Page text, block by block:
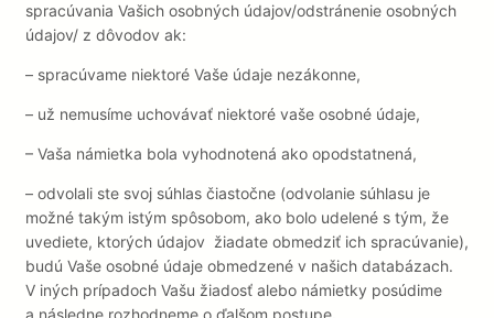
spracúvania Vašich osobných údajov/odstránenie osobných
údajov/ z dôvodov ak:
– spracúvame niektoré Vaše údaje nezákonne,
– už nemusíme uchovávať niektoré vaše osobné údaje,
– Vaša námietka bola vyhodnotená ako opodstatnená,
– odvolali ste svoj súhlas čiastočne (odvolanie súhlasu je
možné takým istým spôsobom, ako bolo udelené s tým, že
uvediete, ktorých údajov žiadate obmedziť ich spracúvanie),
budú Vaše osobné údaje obmedzené v našich databázach.
V iných prípadoch Vašu žiadosť alebo námietky posúdime
a následne rozhodneme o ďalšom postupe.